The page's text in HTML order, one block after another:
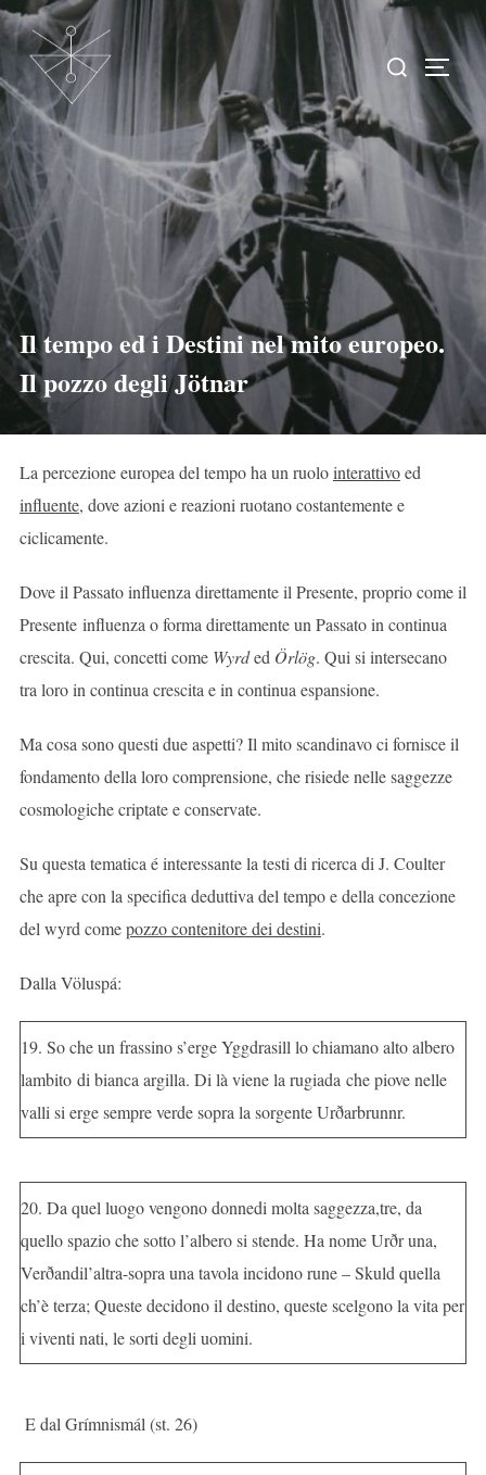
Il tempo ed i Destini nel mito europeo.
Il pozzo degli Jötnar
La percezione europea del tempo ha un ruolointerattivoed
influente, dove azioni e reazioni ruotano costantemente e
ciclicamente.
Dove il Passato influenza direttamente il Presente, proprio come il
Presente influenza o forma direttamente un Passato in continua
crescita. Qui, concetti come Wyrded Örlög. Qui si intersecano
tra loro in continua crescita e in continua espansione.
Ma cosa sono questi due aspetti? Il mito scandinavo ci fornisce il
fondamento della loro comprensione, che risiede nelle saggezze
cosmologiche criptate e conservate.
Su questa tematica é interessante la testi di ricerca di J. Coulter
che apre con la specifica deduttiva del tempo e della concezione
del wyrd comepozzo contenitore dei destini.
Dalla Völuspá:
19. So che un frassino s’erge Yggdrasill lo chiamano alto albero
lambito di bianca argilla. Di là viene la rugiada che piove nelle
valli si erge sempre verde sopra la sorgente Urðarbrunnr.
20. Da quel luogo vengono donnedi molta saggezza,tre, da
quello spazio che sotto l’albero si stende. Ha nome Urðr una,
Verðandil’altra-sopra una tavola incidono rune – Skuld quella
ch’è terza; Queste decidono il destino, queste scelgono la vita per
i viventi nati, le sorti degli uomini.
E dal Grímnismál (st. 26)